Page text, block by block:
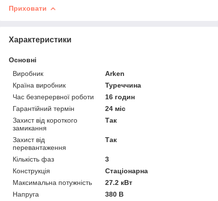
Приховати
Характеристики
Основні
Виробник
Arken
Країна виробник
Туреччина
Час безперервної роботи
16 годин
Гарантійний термін
24 міс
Захист від короткого
замикання
Так
Захист від
перевантаження
Так
Кількість фаз
3
Конструкція
Стаціонарна
Максимальна потужність
27.2 кВт
Напруга
380 В